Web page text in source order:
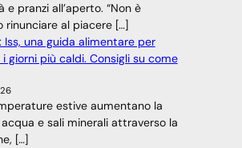
e pranzi all’aperto. “Non è
rinunciare al piacere […]
Iss, una guida alimentare per
giorni più caldi. Consigli su come
estive aumentano la
e sali minerali attraverso la
[…]